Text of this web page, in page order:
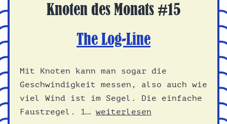
Knoten des Monats #15
The Log-Line
Mit Knoten kann man sogar die
Geschwindigkeit messen, also auch wie
viel Wind ist im Segel. Die einfache
Faustregel. 1… The
weiterlesen